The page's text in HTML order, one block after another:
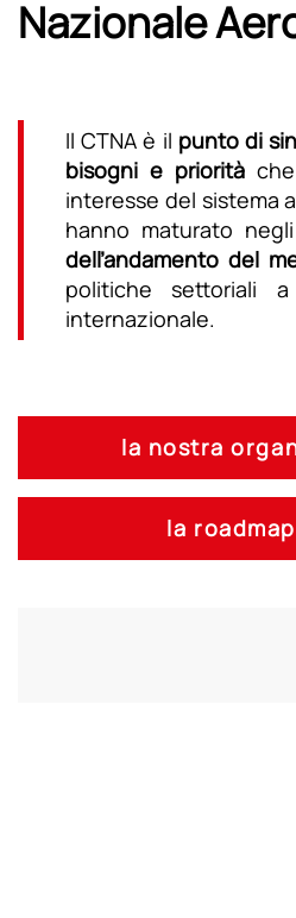
Nazionale
Il CTNA è il punto di
bisogni e prioritàche
interesse del sistema
hanno maturato
dell’andamento del
politiche settoriali
internazionale.
la nostra
la